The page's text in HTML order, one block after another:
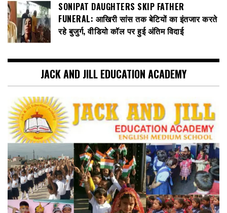
SONIPAT DAUGHTERS SKIP FATHER
FUNERAL: आखिरी सांस तक बेटियों का इंतजार करते
रहे बुजुर्ग, वीडियो कॉल पर हुई अंतिम विदाई
JACK AND JILL EDUCATION ACADEMY